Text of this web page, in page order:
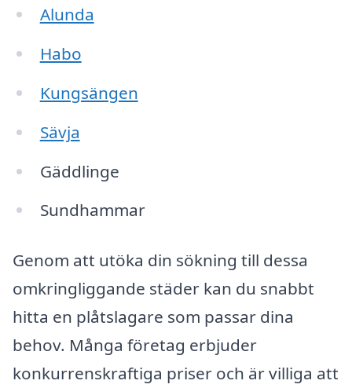
Alunda
Habo
Kungsängen
Sävja
Gäddlinge
Sundhammar
Genom att utöka din sökning till dessa
omkringliggande städer kan du snabbt
hitta en plåtslagare som passar dina
behov. Många företag erbjuder
konkurrenskraftiga priser och är villiga att